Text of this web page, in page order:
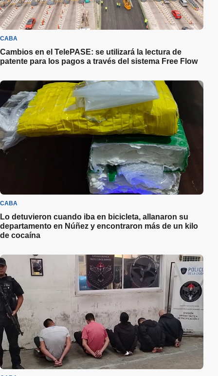
CABA
Cambios en el TelePASE: se utilizará la lectura de
patente para los pagos a través del sistema Free Flow
CABA
Lo detuvieron cuando iba en bicicleta, allanaron su
departamento en Núñez y encontraron más de un kilo
de cocaína